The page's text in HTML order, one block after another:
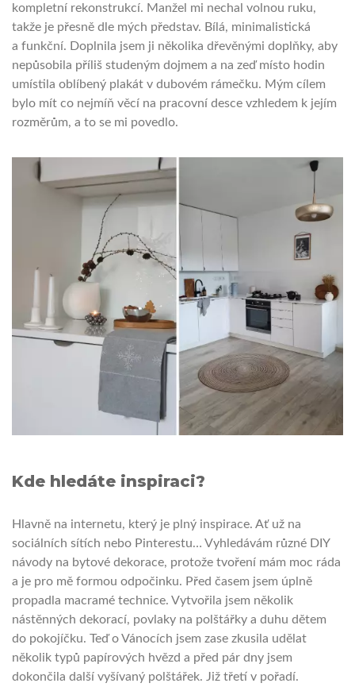
kompletní rekonstrukcí. Manžel mi nechal volnou ruku,
takže je přesně dle mých představ. Bílá, minimalistická
a funkční. Doplnila jsem ji několika dřevěnými doplňky, aby
nepůsobila příliš studeným dojmem a na zeď místo hodin
umístila oblíbený plakát v dubovém rámečku. Mým cílem
bylo mít co nejmíň věcí na pracovní desce vzhledem k jejím
rozměrům, a to se mi povedlo.
Kde hledáte inspiraci?
Hlavně na internetu, který je plný inspirace. Ať už na
sociálních sítích nebo Pinterestu… Vyhledávám různé DIY
návody na bytové dekorace, protože tvoření mám moc ráda
a je pro mě formou odpočinku. Před časem jsem úplně
propadla macramé technice. Vytvořila jsem několik
nástěnných dekorací, povlaky na polštářky a duhu dětem
do pokojíčku. Teď o Vánocích jsem zase zkusila udělat
několik typů papírových hvězd a před pár dny jsem
dokončila další vyšívaný polštářek. Již třetí v pořadí.